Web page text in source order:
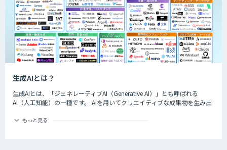
生成AIとは？
生成AIとは、「ジェネレーティブAI（Generative AI）」とも呼ばれる
AI（人工知能）の一種です。 AIを用いてクリエイティブな成果物を生み出
グラムのコード、文章など多岐にわたります。
もっと見る